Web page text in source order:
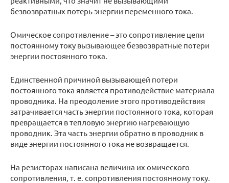
безвозвратных потерь энергии переменного тока.
Омическое сопротивление – это сопротивление цепи
постоянному току вызывающее безвозвратные потери
энергии постоянного тока.
Единственной причиной вызывающей потери
постоянного тока является противодействие материала
проводника. На преодоление этого противодействия
затрачивается часть энергии постоянного тока, которая
превращается в тепловую энергию нагревающую
проводник. Эта часть энергии обратно в проводник в
виде энергии постоянного тока не возвращается.
На резисторах написана величина их омического
сопротивления, т. е. сопротивления постоянному току.